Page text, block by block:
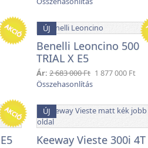
ÚJ
Benelli Leoncino 500
TRIAL X E5
Ár:2 683 000 Ft 1 877 000 Ft
ÚJ
Keeway Vieste 300i 4T